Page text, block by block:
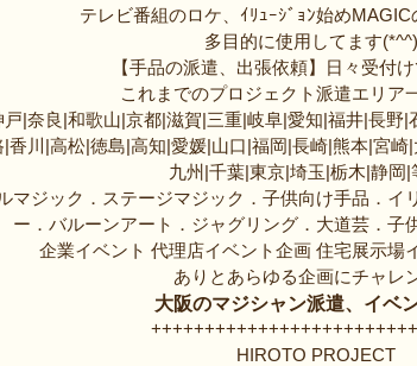
テレビ番組のロケ、ｲﾘｭｰｼﾞｮﾝ始め
多目的に使用してます
【手品の派遣、出張依頼】日々受付け
これまでのプロジェクト派遣エリア
戸|奈良|和歌山|京都|滋賀|三重|岐阜|愛知|福井|長野
|香川|高松|徳島|高知|愛媛|山口|福岡|長崎|熊本|宮
九州|千葉|東京|埼玉|栃木|静岡|
マジック．ステージマジック．子供向け手品．イ
ー．バルーンアート．ジャグリング．大道芸．子
企業イベント 代理店イベント企画 住宅展示場
ありとあらゆる企画にチャレ
大阪のマジシャン派遣、イベ
HIROTO PROJECT